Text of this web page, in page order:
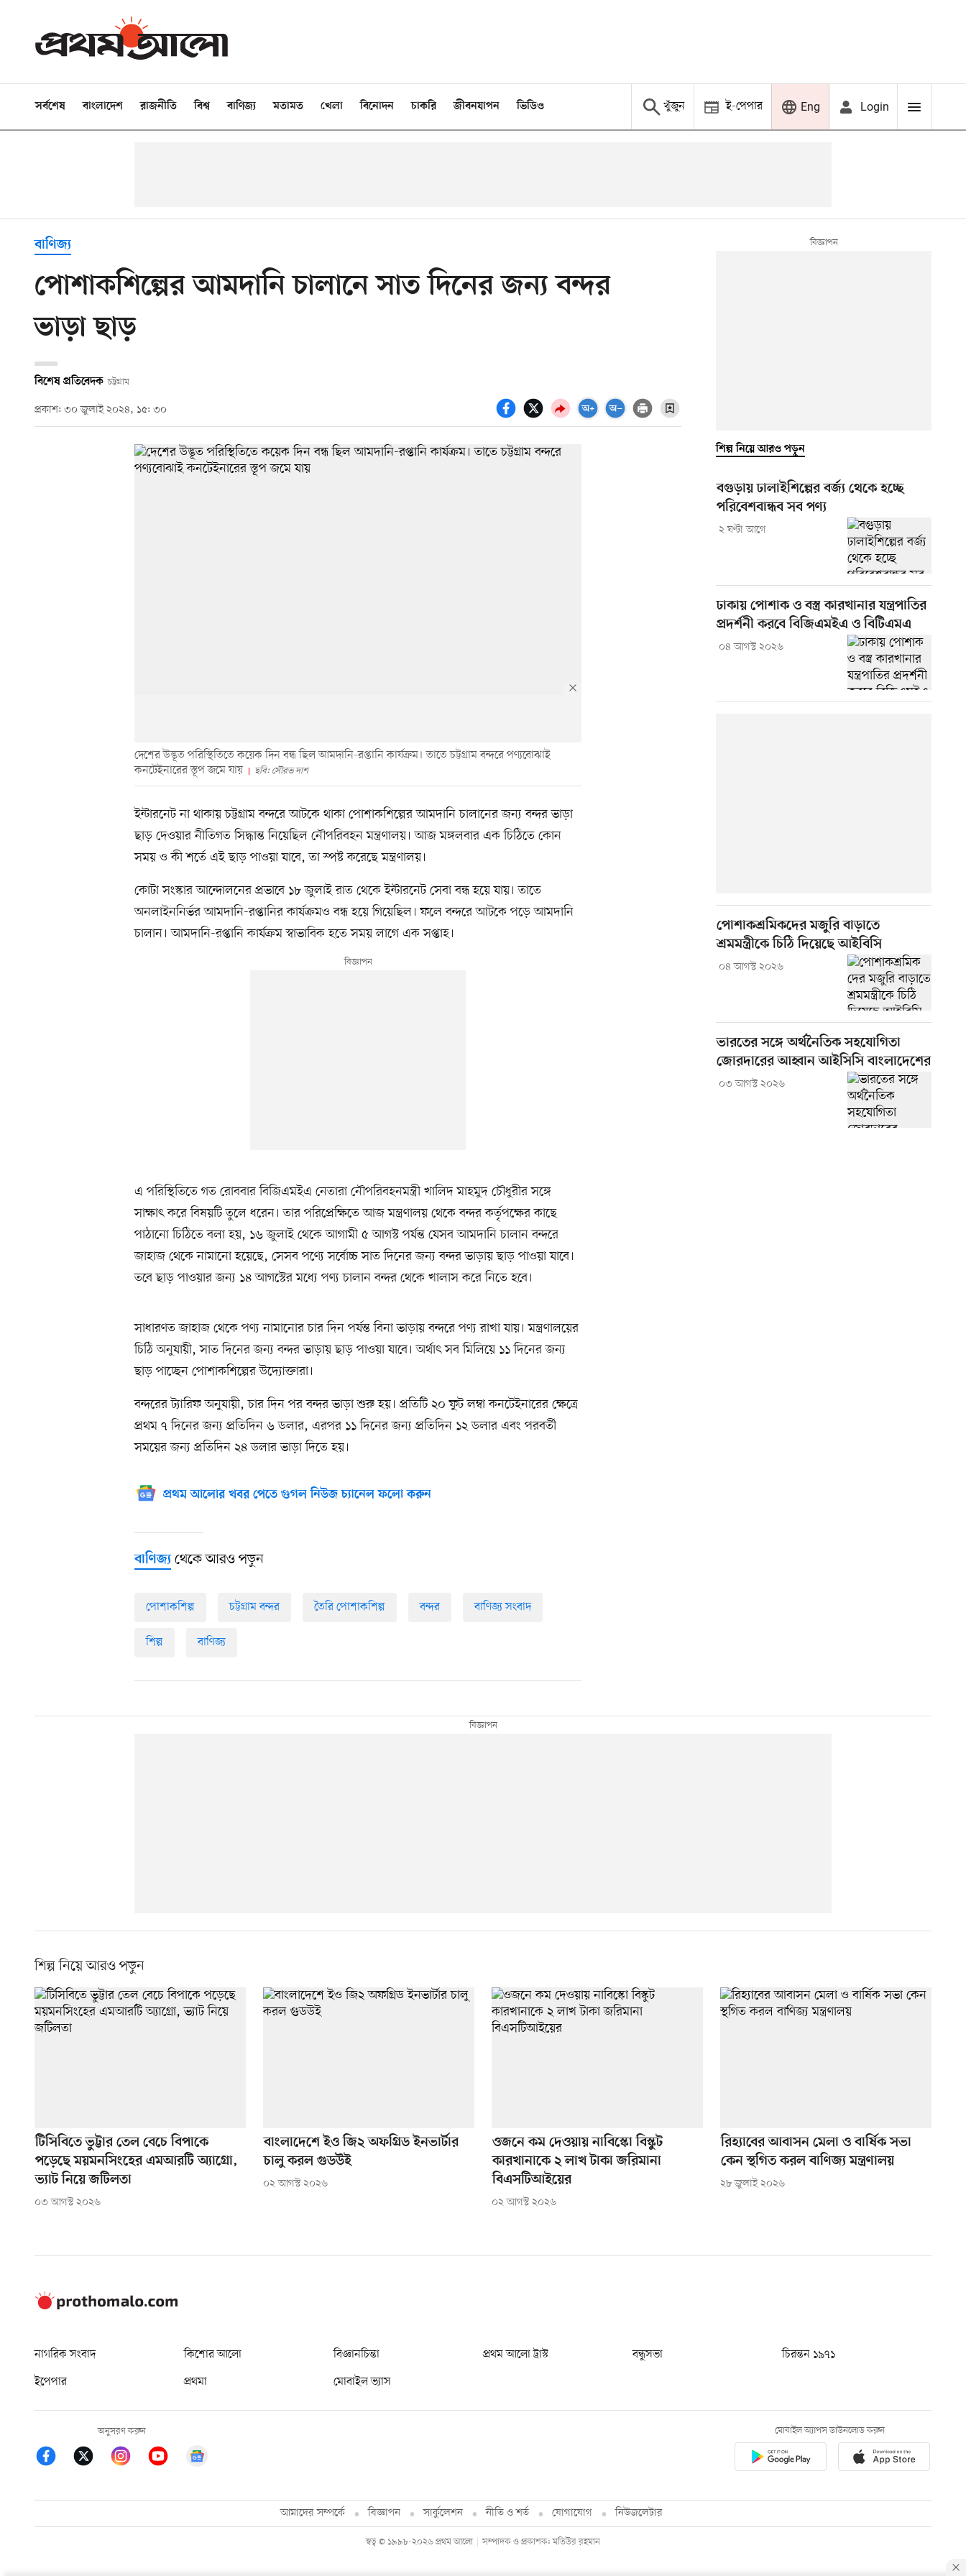
সর্বশেষ বাংলাদেশ রাজনীতি বিশ্ব বাণিজ্য মতামত খেলা বিনোদন চাকরি জীবনযাপন ভিডিও খুঁজুন ই-পেপার Eng Login
বাণিজ্য
পোশাকশিল্পের আমদানি চালানে সাত দিনের জন্য বন্দর
ভাড়া ছাড়
বিশেষ প্রতিবেদক চট্টগ্রাম
প্রকাশ: ৩০ জুলাই ২০২৪, ১৫: ৩০
দেশের উদ্ভূত পরিস্থিতিতে কয়েক দিন বন্ধ ছিল আমদানি-রপ্তানি কার্যক্রম। তাতে চট্টগ্রাম বন্দরে পণ্যবোঝাই
কনটেইনারের স্তূপ জমে যায়
ছবি: সৌরভ দাশ
ইন্টারনেট না থাকায় চট্টগ্রাম বন্দরে আটকে থাকা পোশাকশিল্পের আমদানি চালানের জন্য বন্দর ভাড়া
ছাড় দেওয়ার নীতিগত সিদ্ধান্ত নিয়েছিল নৌপরিবহন মন্ত্রণালয়। আজ মঙ্গলবার এক চিঠিতে কোন
সময় ও কী শর্তে এই ছাড় পাওয়া যাবে, তা স্পষ্ট করেছে মন্ত্রণালয়।
কোটা সংস্কার আন্দোলনের প্রভাবে ১৮ জুলাই রাত থেকে ইন্টারনেট সেবা বন্ধ হয়ে যায়। তাতে
অনলাইননির্ভর আমদানি-রপ্তানির কার্যক্রমও বন্ধ হয়ে গিয়েছিল। ফলে বন্দরে আটকে পড়ে আমদানি
চালান। আমদানি-রপ্তানি কার্যক্রম স্বাভাবিক হতে সময় লাগে এক সপ্তাহ।
এ পরিস্থিতিতে গত রোববার বিজিএমইএ নেতারা নৌপরিবহনমন্ত্রী খালিদ মাহমুদ চৌধুরীর সঙ্গে
সাক্ষাৎ করে বিষয়টি তুলে ধরেন। তার পরিপ্রেক্ষিতে আজ মন্ত্রণালয় থেকে বন্দর কর্তৃপক্ষের কাছে
পাঠানো চিঠিতে বলা হয়, ১৬ জুলাই থেকে আগামী ৫ আগস্ট পর্যন্ত যেসব আমদানি চালান বন্দরে
জাহাজ থেকে নামানো হয়েছে, সেসব পণ্যে সর্বোচ্চ সাত দিনের জন্য বন্দর ভাড়ায় ছাড় পাওয়া যাবে।
তবে ছাড় পাওয়ার জন্য ১৪ আগস্টের মধ্যে পণ্য চালান বন্দর থেকে খালাস করে নিতে হবে।
সাধারণত জাহাজ থেকে পণ্য নামানোর চার দিন পর্যন্ত বিনা ভাড়ায় বন্দরে পণ্য রাখা যায়। মন্ত্রণালয়ের
চিঠি অনুযায়ী, সাত দিনের জন্য বন্দর ভাড়ায় ছাড় পাওয়া যাবে। অর্থাৎ সব মিলিয়ে ১১ দিনের জন্য
ছাড় পাচ্ছেন পোশাকশিল্পের উদ্যোক্তারা।
বন্দরের ট্যারিফ অনুযায়ী, চার দিন পর বন্দর ভাড়া শুরু হয়। প্রতিটি ২০ ফুট লম্বা কনটেইনারের ক্ষেত্রে
প্রথম ৭ দিনের জন্য প্রতিদিন ৬ ডলার, এরপর ১১ দিনের জন্য প্রতিদিন ১২ ডলার এবং পরবর্তী
সময়ের জন্য প্রতিদিন ২৪ ডলার ভাড়া দিতে হয়।
প্রথম আলোর খবর পেতে গুগল নিউজ চ্যানেল ফলো করুন
বাণিজ্য থেকে আরও পড়ুন
পোশাকশিল্প চট্টগ্রাম বন্দর তৈরি পোশাকশিল্প বন্দর বাণিজ্য সংবাদ
শিল্প বাণিজ্য
শিল্প নিয়ে আরও পড়ুন
বগুড়ায় ঢালাইশিল্পের বর্জ্য থেকে হচ্ছে
পরিবেশবান্ধব সব পণ্য
২ ঘণ্টা আগে
ঢাকায় পোশাক ও বস্ত্র কারখানার যন্ত্রপাতির
প্রদর্শনী করবে বিজিএমইএ ও বিটিএমএ
০৪ আগস্ট ২০২৬
পোশাকশ্রমিকদের মজুরি বাড়াতে
শ্রমমন্ত্রীকে চিঠি দিয়েছে আইবিসি
০৪ আগস্ট ২০২৬
ভারতের সঙ্গে অর্থনৈতিক সহযোগিতা
জোরদারের আহ্বান আইসিসি বাংলাদেশের
০৩ আগস্ট ২০২৬
শিল্প নিয়ে আরও পড়ুন
টিসিবিতে ভুট্টার তেল বেচে বিপাকে
পড়েছে ময়মনসিংহের এমআরটি অ্যাগ্রো,
ভ্যাট নিয়ে জটিলতা
০৩ আগস্ট ২০২৬
বাংলাদেশে ইও জি২ অফগ্রিড ইনভার্টার
চালু করল গুডউই
০২ আগস্ট ২০২৬
ওজনে কম দেওয়ায় নাবিস্কো বিস্কুট
কারখানাকে ২ লাখ টাকা জরিমানা
বিএসটিআইয়ের
০২ আগস্ট ২০২৬
রিহ্যাবের আবাসন মেলা ও বার্ষিক সভা
কেন স্থগিত করল বাণিজ্য মন্ত্রণালয়
২৮ জুলাই ২০২৬
নাগরিক সংবাদ কিশোর আলো বিজ্ঞানচিন্তা প্রথম আলো ট্রাস্ট বন্ধুসভা
চিরন্তন ১৯৭১
ইপেপার
প্রথমা মোবাইল ভ্যাস
অনুসরণ করুন মোবাইল অ্যাপস ডাউনলোড করুন
আমাদের সম্পর্কে বিজ্ঞাপন সার্কুলেশন নীতি ও শর্ত যোগাযোগ নিউজলেটার
স্বত্ব © ১৯৯৮-২০২৬ প্রথম আলো সম্পাদক ও প্রকাশক: মতিউর রহমান